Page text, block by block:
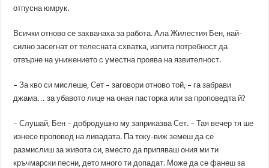
отпусна юмрук.
Всички отново се захванаха за работа. Ала Жилестия Бен, най-
силно засегнат от телесната схватка, изпита потребност да
отвърне на унижението с уместна проява на язвителност.
– За кво си мислеше, Сет – заговори отново той, – га забрави
джама… за убавото лице на оная пасторка или за проповедта й?
– Слушай, Бен – добродушно му заприказва Сет. – Тая вечер тя ше
изнесе проповед на ливадата. Па току-виж земеш да се
размислиш за живота си, вместо да припяваш ония ми ти
кръчмарски песни, дето много ти допадат. Може да се фанеш за